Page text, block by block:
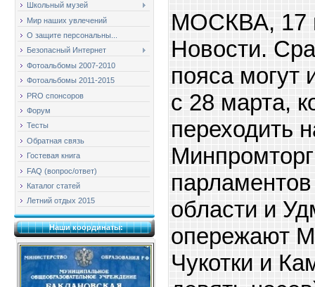
Школьный музей
Мир наших увлечений
О защите персональны...
Безопасный Интернет
Фотоальбомы 2007-2010
Фотоальбомы 2011-2015
PRO спонсоров
Форум
Тесты
Обратная связь
Гостевая книга
FAQ (вопрос/ответ)
Каталог статей
Летний отдых 2015
Наши координаты:
МОСКВА,
Новости.
пояса могут
с 28 марта,
переходить
области и
опережают
Чукотки и